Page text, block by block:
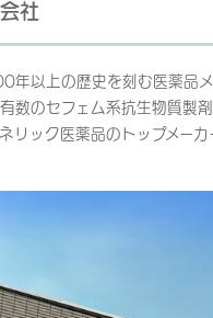
社
以上の歴史を刻む医薬品
数のセフェム系抗生物質製
リック医薬品のトップメーカ